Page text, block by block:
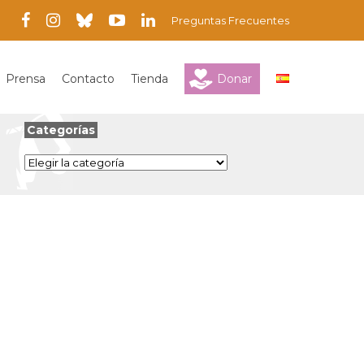
Preguntas Frecuentes
Prensa Contacto Tienda Donar
Categorías
Categorías